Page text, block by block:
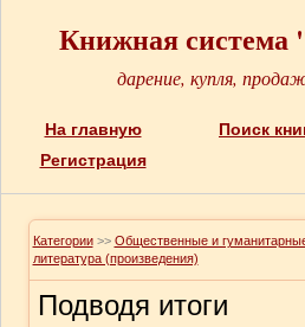
Книжная
дарение, купля,
На главную Поиск
Регистрация
Категории >> Общественные и
литература (произведения)
Подводя итоги